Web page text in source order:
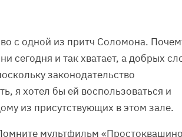
с одной из притч Соломона.
сегодня и так хватает, а добрых
законодательство
я хотел бы ей воспользоваться и
из присутствующих в этом зале.
мультфильм